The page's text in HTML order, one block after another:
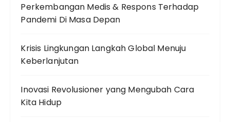
Perkembangan Medis & Respons Terhadap
Pandemi Di Masa Depan
Krisis Lingkungan Langkah Global Menuju
Keberlanjutan
Inovasi Revolusioner yang Mengubah Cara
Kita Hidup